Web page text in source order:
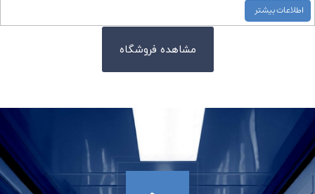
اطلاعات بیشتر
مشاهده فروشگاه